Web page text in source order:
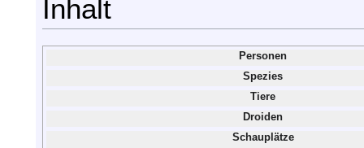
Inhalt
Personen
Spezies
Tiere
Droiden
Schauplätze